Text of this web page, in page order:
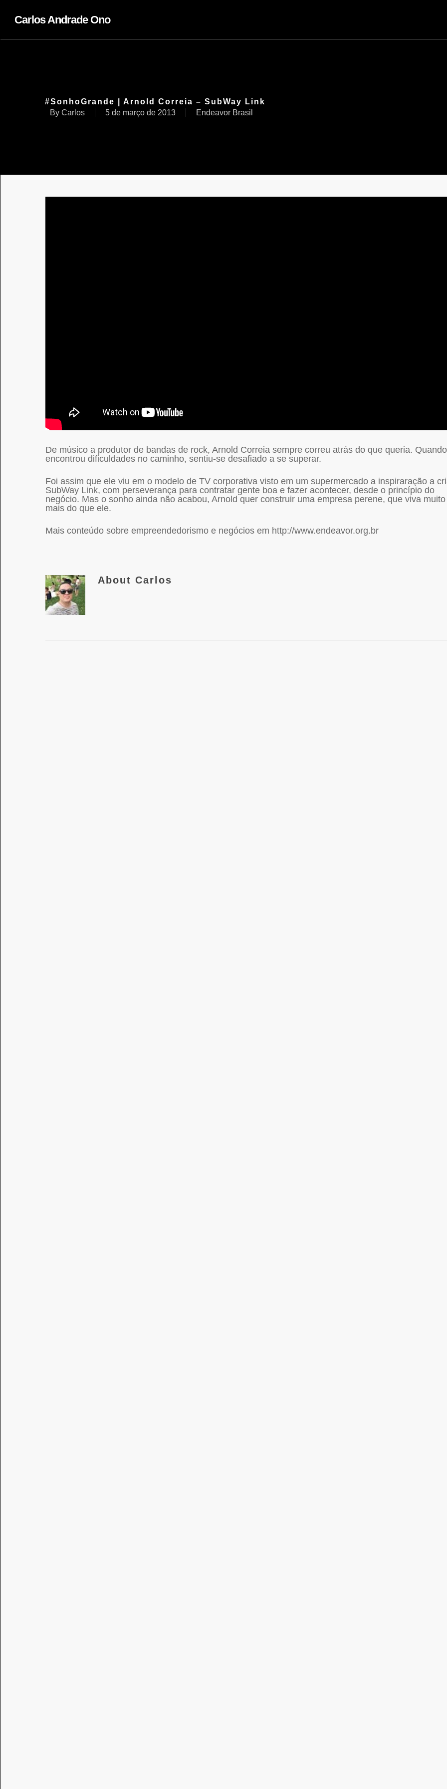
Carlos Andrade Ono
#SonhoGrande | Arnold Correia – SubWay Link
By Carlos 5 de março de 2013 Endeavor Brasil
De músico a produtor de bandas de rock, Arnold Correia sempre correu atrás do que queria. Quando
encontrou dificuldades no caminho, sentiu-se desafiado a se superar.
Foi assim que ele viu em o modelo de TV corporativa visto em um supermercado a inspiraração a
SubWay Link, com perseverança para contratar gente boa e fazer acontecer, desde o princípio do
negócio. Mas o sonho ainda não acabou, Arnold quer construir uma empresa perene, que viva muito
mais do que ele.
Mais conteúdo sobre empreendedorismo e negócios em http://www.endeavor.org.br
About Carlos